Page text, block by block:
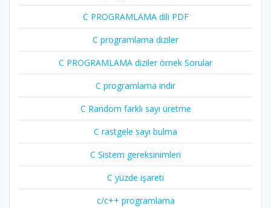
C PROGRAMLAMA dili PDF
C programlama diziler
C PROGRAMLAMA diziler örnek Sorular
C programlama indir
C Random farklı sayı üretme
C rastgele sayı bulma
C Sistem gereksinimleri
C yüzde işareti
c/c++ programlama